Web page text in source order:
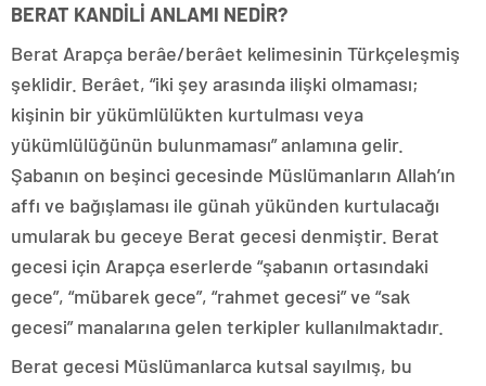
BERAT KANDİLİ ANLAMI NEDİR?
Berat Arapça berâe/berâet kelimesinin Türkçeleşmiş
şeklidir. Berâet, “iki şey arasında ilişki olmaması;
kişinin bir yükümlülükten kurtulması veya
yükümlülüğünün bulunmaması” anlamına gelir.
Şabanın on beşinci gecesinde Müslümanların Allah’ın
affı ve bağışlaması ile günah yükünden kurtulacağı
umularak bu geceye Berat gecesi denmiştir. Berat
gecesi için Arapça eserlerde “şabanın ortasındaki
gece”, “mübarek gece”, “rahmet gecesi” ve “sak
gecesi” manalarına gelen terkipler kullanılmaktadır.
Berat gecesi Müslümanlarca kutsal sayılmış, bu